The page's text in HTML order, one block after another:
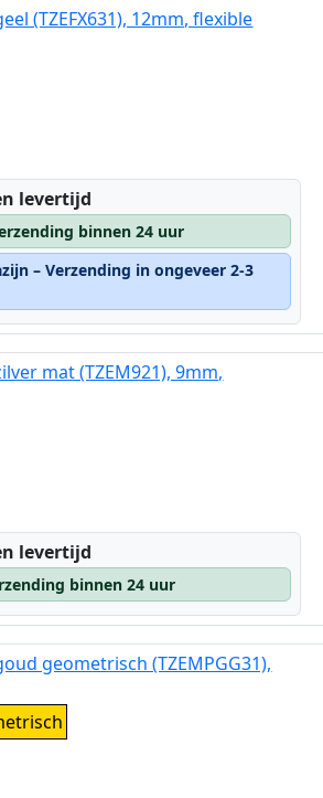
(TZEFX631), 12mm, flexible
levertijd
binnen 24 uur
– Verzending in ongeveer 2-3
mat (TZEM921), 9mm,
levertijd
binnen 24 uur
geometrisch (TZEMPGG31),